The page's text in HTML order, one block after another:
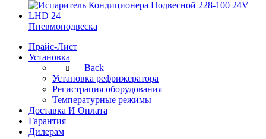
Пневмоподвеска
Прайс-Лист
Установка
Back
Установка рефрижератора
Регистрация оборудования
Температурные режимы
Доставка И Оплата
Гарантия
Дилерам